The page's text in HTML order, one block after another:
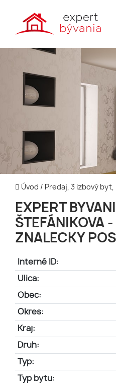
Úvod / Predaj, 3 izbový byt,
EXPERT
ŠTEFÁNIKOVA
ZNALECKY
Interné ID:
Ulica:
Obec:
Okres:
Kraj:
Druh:
Typ:
Typ bytu: